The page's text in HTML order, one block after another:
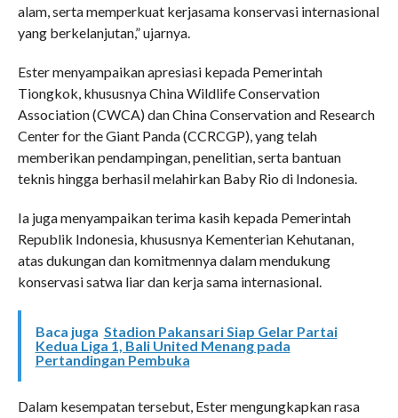
alam, serta memperkuat kerjasama konservasi internasional
yang berkelanjutan,” ujarnya.
Ester menyampaikan apresiasi kepada Pemerintah
Tiongkok, khususnya China Wildlife Conservation
Association (CWCA) dan China Conservation and Research
Center for the Giant Panda (CCRCGP), yang telah
memberikan pendampingan, penelitian, serta bantuan
teknis hingga berhasil melahirkan Baby Rio di Indonesia.
Ia juga menyampaikan terima kasih kepada Pemerintah
Republik Indonesia, khususnya Kementerian Kehutanan,
atas dukungan dan komitmennya dalam mendukung
konservasi satwa liar dan kerja sama internasional.
Baca juga Stadion Pakansari Siap Gelar Partai
Kedua Liga 1, Bali United Menang pada
Pertandingan Pembuka
Dalam kesempatan tersebut, Ester mengungkapkan rasa